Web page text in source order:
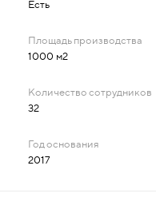
Есть
1000 м2
32
2017